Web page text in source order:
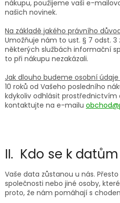
nákupu, použijeme vaši e-
našich novinek.
Na základě jakého právního
Umožňuje nám to ust. § 7 odst. 3
některých službách informační
to při nákupu nezakázali.
Jak dlouho budeme osobní
10 roků od Vašeho posledního
kdykoliv odhlásit
kontaktujte na e-mailu
II. Kdo se k
Vaše data zůstanou u nás.
společnosti nebo jiné osoby,
proto, že nám pomáhají s